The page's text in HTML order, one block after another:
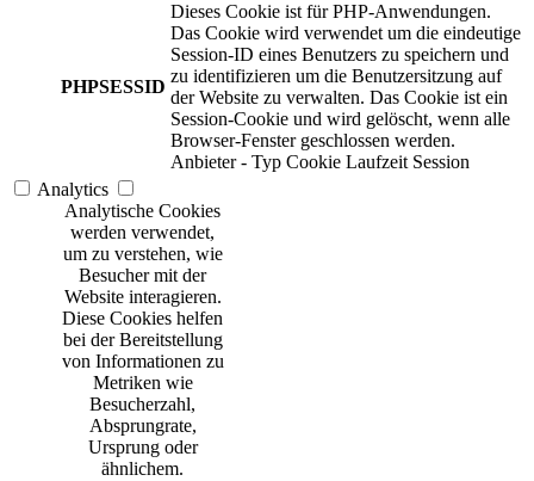
PHPSESSID
Dieses Cookie ist für PHP-Anwendungen.
Das Cookie wird verwendet um die eindeutige
Session-ID eines Benutzers zu speichern und
zu identifizieren um die Benutzersitzung auf
der Website zu verwalten. Das Cookie ist ein
Session-Cookie und wird gelöscht, wenn alle
Browser-Fenster geschlossen werden.
Anbieter - Typ Cookie Laufzeit Session
Analytics
Analytische Cookies
werden verwendet,
um zu verstehen, wie
Besucher mit der
Website interagieren.
Diese Cookies helfen
bei der Bereitstellung
von Informationen zu
Metriken wie
Besucherzahl,
Absprungrate,
Ursprung oder
ähnlichem.